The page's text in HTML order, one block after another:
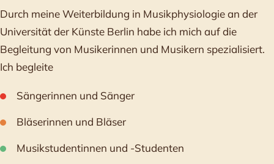
Durch meine Weiterbildung in Musikphysiologie an der
Universität der Künste Berlin habe ich mich auf die
Begleitung von Musikerinnen und Musikern spezialisiert.
Ich begleite
Sängerinnen und Sänger
Bläserinnen und Bläser
Musikstudentinnen und -Studenten